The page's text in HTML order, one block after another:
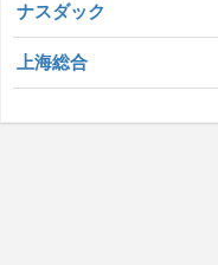
ナスダック
上海総合